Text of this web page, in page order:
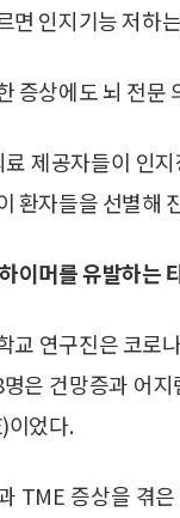
면 인지기능 저하
증상에도 뇌 전문
제공자들이 인
환자들을 선별해
이머를 유발하는
교 연구진은 코로
은 건망증과 어
이었다.
TME 증상을 겪